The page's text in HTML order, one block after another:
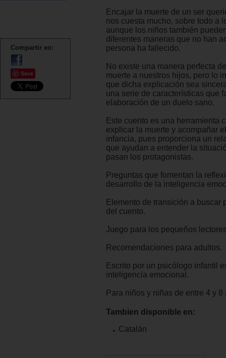
Compartir en:
Save
Encajar la muerte de un ser
nos cuesta mucho, sobre todo a
aunque los niños también
diferentes maneras que no han
persona ha fallecido.
No existe una manera perfecta
muerte a nuestros hijos, pero lo
que dicha explicación sea
una serie de características que
elaboración de un duelo sano.
Este cuento es una herramienta
explicar la muerte y acompañar
infancia, pues proporciona un
que ayudan a entender la
pasan los protagonistas.
Preguntas que fomentan la
desarrollo de la inteligencia
Elemento de transición a buscar
del cuento.
Juego para los pequeños
Recomendaciones para adultos.
Escrito por un psicólogo infantil
inteligencia emocional.
Para niños y niñas de entre 4 y 8
Tambien disponible en:
Catalán